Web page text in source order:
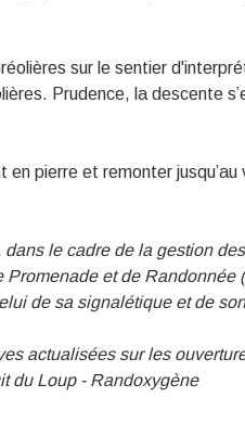
sur le sentier
Prudence, la descente
pierre et remonter jusqu’au
le cadre de la gestion
et de Randonnée
de sa signalétique et de
actualisées sur les
du Loup - Randoxygène